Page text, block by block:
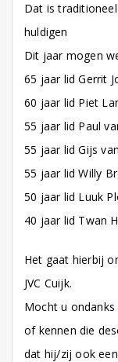
Dat is
huldigen
Dit jaar mogen
65 jaar lid Gerrit
60 jaar lid Piet
55 jaar lid Paul
55 jaar lid Gijs
55 jaar lid Willy
50 jaar lid Luuk
40 jaar lid Twan
Het gaat hierbij
JVC Cuijk.
Mocht u
of kennen die
dat hij/zij ook